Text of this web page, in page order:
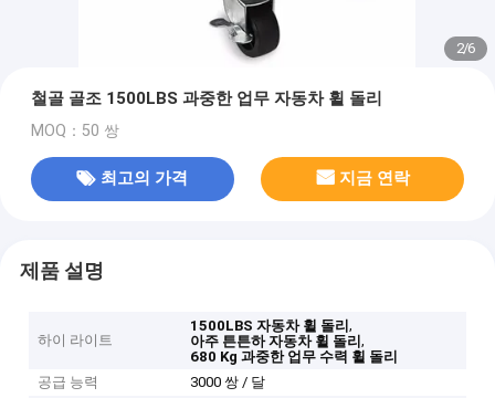
2/6
철골 골조 1500LBS 과중한 업무 자동차 휠 돌리
MOQ：50 쌍
최고의 가격 지금 연락
제품 설명
하이 라이트
1500LBS 자동차 휠 돌리,
아주 튼튼하 자동차 휠 돌리,
680 Kg 과중한 업무 수력 휠 돌리
공급 능력
3000 쌍 / 달